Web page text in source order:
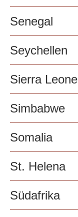
Senegal
Seychellen
Sierra Leone
Simbabwe
Somalia
St. Helena
Südafrika